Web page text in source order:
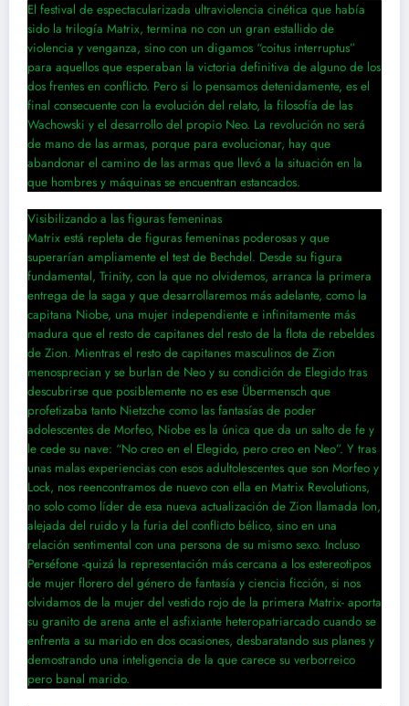
El festival de espectacularizada ultraviolencia cinética que había
sido la trilogía Matrix, termina no con un gran estallido de
violencia y venganza, sino con un digamos “coitus interruptus”
para aquellos que esperaban la victoria definitiva de alguno de los
dos frentes en conflicto. Pero si lo pensamos detenidamente, es el
final consecuente con la evolución del relato, la filosofía de las
Wachowski y el desarrollo del propio Neo. La revolución no será
de mano de las armas, porque para evolucionar, hay que
abandonar el camino de las armas que llevó a la situación en la
que hombres y máquinas se encuentran estancados.
Visibilizando a las figuras femeninas
Matrix está repleta de figuras femeninas poderosas y que
superarían ampliamente el test de Bechdel. Desde su figura
fundamental, Trinity, con la que no olvidemos, arranca la primera
entrega de la saga y que desarrollaremos más adelante, como la
capitana Niobe, una mujer independiente e infinitamente más
madura que el resto de capitanes del resto de la flota de rebeldes
de Zion. Mientras el resto de capitanes masculinos de Zion
menosprecian y se burlan de Neo y su condición de Elegido tras
descubrirse que posiblemente no es ese Übermensch que
profetizaba tanto Nietzche como las fantasías de poder
adolescentes de Morfeo, Niobe es la única que da un salto de fe y
le cede su nave: “No creo en el Elegido, pero creo en Neo”. Y tras
unas malas experiencias con esos adultolescentes que son Morfeo y
Lock, nos reencontramos de nuevo con ella en Matrix Revolutions,
no solo como líder de esa nueva actualización de Zion llamada Ion,
alejada del ruido y la furia del conflicto bélico, sino en una
relación sentimental con una persona de su mismo sexo. Incluso
Perséfone -quizá la representación más cercana a los estereotipos
de mujer florero del género de fantasía y ciencia ficción, si nos
olvidamos de la mujer del vestido rojo de la primera Matrix- aporta
su granito de arena ante el asfixiante heteropatriarcado cuando se
enfrenta a su marido en dos ocasiones, desbaratando sus planes y
demostrando una inteligencia de la que carece su verborreico
pero banal marido.